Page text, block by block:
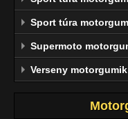
Sport túra
Supermoto
Verseny motorgumik